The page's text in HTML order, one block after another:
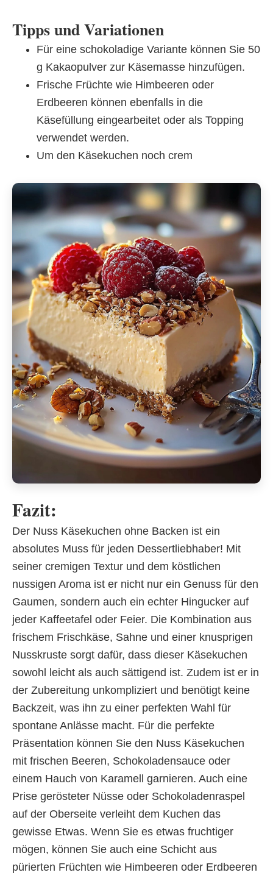
Tipps und Variationen
Für eine schokoladige Variante können Sie 50
g Kakaopulver zur Käsemasse hinzufügen.
Frische Früchte wie Himbeeren oder
Erdbeeren können ebenfalls in die
Käsefüllung eingearbeitet oder als Topping
verwendet werden.
Um den Käsekuchen noch crem
Fazit:
Der Nuss Käsekuchen ohne Backen ist ein
absolutes Muss für jeden Dessertliebhaber! Mit
seiner cremigen Textur und dem köstlichen
nussigen Aroma ist er nicht nur ein Genuss für den
Gaumen, sondern auch ein echter Hingucker auf
jeder Kaffeetafel oder Feier. Die Kombination aus
frischem Frischkäse, Sahne und einer knusprigen
Nusskruste sorgt dafür, dass dieser Käsekuchen
sowohl leicht als auch sättigend ist. Zudem ist er in
der Zubereitung unkompliziert und benötigt keine
Backzeit, was ihn zu einer perfekten Wahl für
spontane Anlässe macht. Für die perfekte
Präsentation können Sie den Nuss Käsekuchen
mit frischen Beeren, Schokoladensauce oder
einem Hauch von Karamell garnieren. Auch eine
Prise gerösteter Nüsse oder Schokoladenraspel
auf der Oberseite verleiht dem Kuchen das
gewisse Etwas. Wenn Sie es etwas fruchtiger
mögen, können Sie auch eine Schicht aus
pürierten Früchten wie Himbeeren oder Erdbeeren